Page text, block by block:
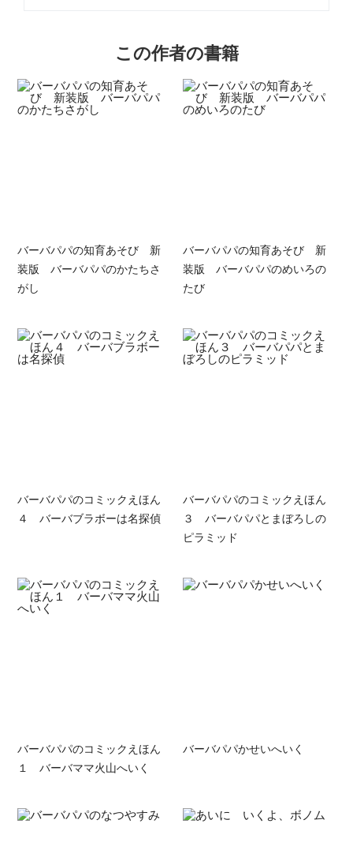
この作者の書籍
バーバパパの知育あそび 新
装版 バーバパパのかたちさ
がし
バーバパパの知育あそび 新
装版 バーバパパのめいろの
たび
バーバパパのコミックえほん
４ バーバブラボーは名探偵
バーバパパのコミックえほん
３ バーバパパとまぼろしの
ピラミッド
バーバパパのコミックえほん
１ バーバママ火山へいく
バーバパパかせいへいく